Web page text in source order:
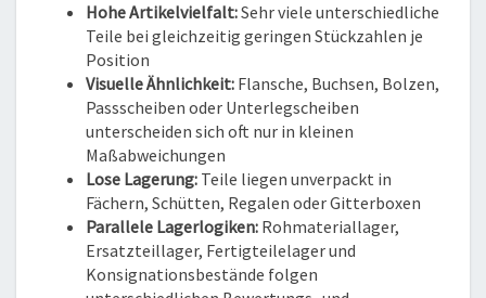
Hohe Artikelvielfalt:Sehr viele unterschiedliche
Teile bei gleichzeitig geringen Stückzahlen je
Position
Visuelle Ähnlichkeit: Flansche, Buchsen, Bolzen,
Passscheiben oder Unterlegscheiben
unterscheiden sich oft nur in kleinen
Maßabweichungen
Lose Lagerung: Teile liegen unverpackt in
Fächern, Schütten, Regalen oder Gitterboxen
Parallele Lagerlogiken: Rohmateriallager,
Ersatzteillager, Fertigteilelager und
Konsignationsbestände folgen